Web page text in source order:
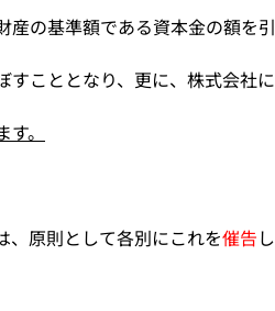
産の基準額である資本金の額を引
すこととなり、更に、株式会社に
。
、原則として各別にこれを催告し